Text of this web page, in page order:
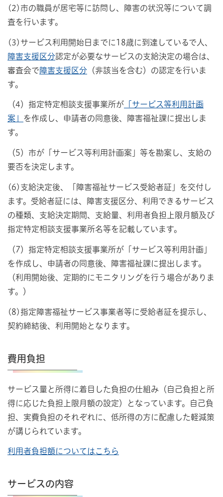
(2)市の職員が居宅等に訪問し、障害の状況等について調
査を行います。
(3)サービス利用開始日までに18歳に到達しているで人、
障害支援区分認定が必要なサービスの支給決定の場合は、
審査会で障害支援区分 （非該当を含む）の認定を行いま
す。
（4）指定特定相談支援事業所が 「サービス等利用計画
案」 を作成し、申請者の同意後、障害福祉課に提出しま
す。
（5）市が「サービス等利用計画案」等を勘案し、支給の
要否を決定します。
(6)支給決定後、「障害福祉サービス受給者証」を交付し
ます。受給者証には、障害支援区分、利用できるサービス
の種類、支給決定期間、支給量、利用者負担上限月額及び
指定特定相談支援事業所名等を記載しています。
（7）指定特定相談支援事業所が「サービス等利用計画」
を作成し、申請者の同意後、障害福祉課に提出します。
（利用開始後、定期的にモニタリングを行う場合がありま
す。）
(8)指定障害福祉サービス事業者等に受給者証を提示し、
契約締結後、利用開始となります。
費用負担
サービス量と所得に着目した負担の仕組み（自己負担と所
得に応じた負担上限月額の設定）となっています。自己負
担、実費負担のそれぞれに、低所得の方に配慮した軽減策
が講じられています。
利用者負担額についてはこちら
サービスの内容